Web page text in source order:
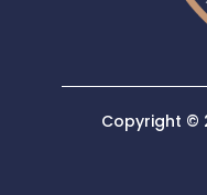
Copyright ©